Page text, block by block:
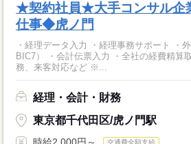
★契約社員★大手コンサル企
仕事◆虎ノ門
・経理データ入力 ・経理事務サポート ・
BIC7） ・会計伝票入力 ・全社の経費精算
務、来客対応など ※...
経理・会計・財務
東京都千代田区/虎ノ門駅